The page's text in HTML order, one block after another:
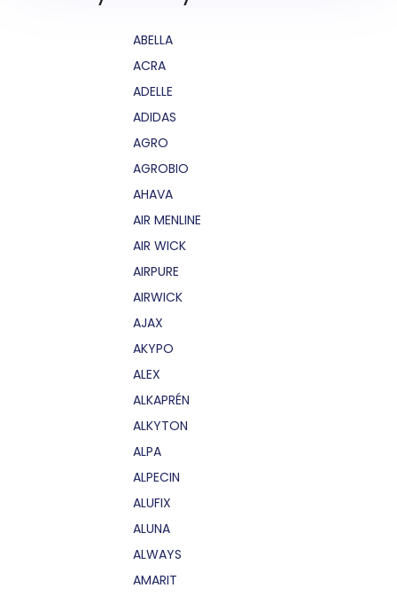
ABELLA
ACRA
ADELLE
ADIDAS
AGRO
AGROBIO
AHAVA
AIR MENLINE
AIR WICK
AIRPURE
AIRWICK
AJAX
AKYPO
ALEX
ALKAPRÉN
ALKYTON
ALPA
ALPECIN
ALUFIX
ALUNA
ALWAYS
AMARIT